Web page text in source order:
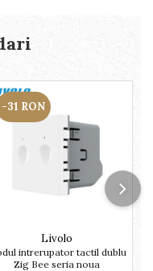
-31 RON
Livolo
intrerupator tactil dublu
Zig Bee seria noua